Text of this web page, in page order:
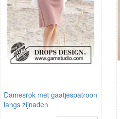
Damesrok met gaatjespatroon
langs zijnaden